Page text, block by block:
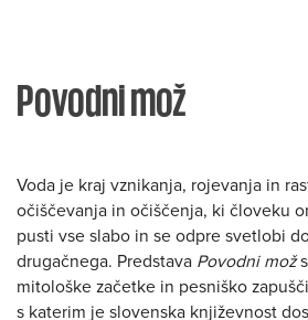
Povodni mož
Voda je kraj vznikanja, rojevanja in
očiščevanja in očiščenja, ki človeku
pusti vse slabo in se odpre svetlobi
drugačnega. Predstava Povodni mož
mitološke začetke in pesniško
s katerim je slovenska književnost